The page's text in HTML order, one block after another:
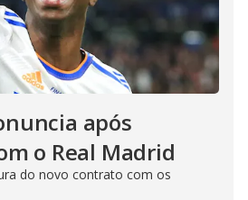
após
o Real Madrid
do novo contrato com os